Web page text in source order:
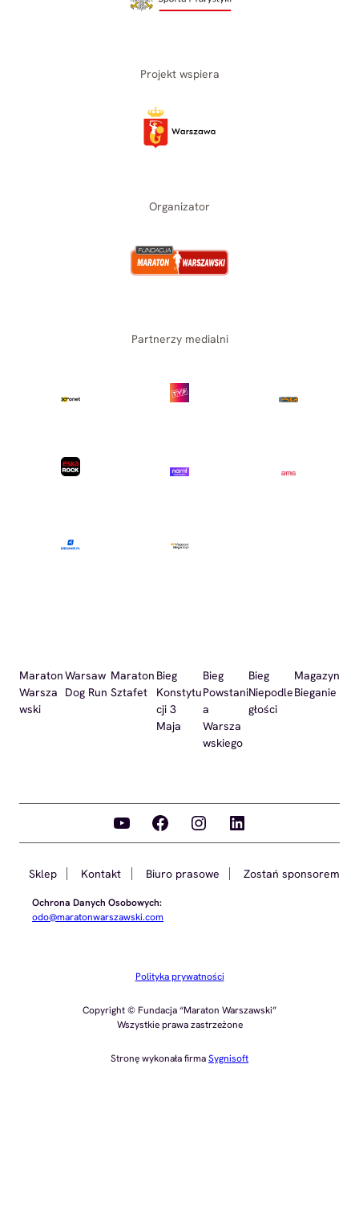
Projekt wspiera
Organizator
Partnerzy medialni
Maraton
Warsza
wski
Warsaw
Dog Run
Maraton
Sztafet
Bieg
Konstytu
cji 3
Maja
Bieg
Powstani
a
Warsza
wskiego
Bieg
Niepodle
głości
Magazyn
Bieganie
YouTube Facebook Instagram LinkedIn
Sklep Kontakt Biuro prasowe Zostań sponsorem
Ochrona Danych Osobowych:
odo@maratonwarszawski.com
Polityka prywatności
Copyright © Fundacja “Maraton Warszawski”
Wszystkie prawa zastrzeżone
Stronę wykonała firmaSygnisoft